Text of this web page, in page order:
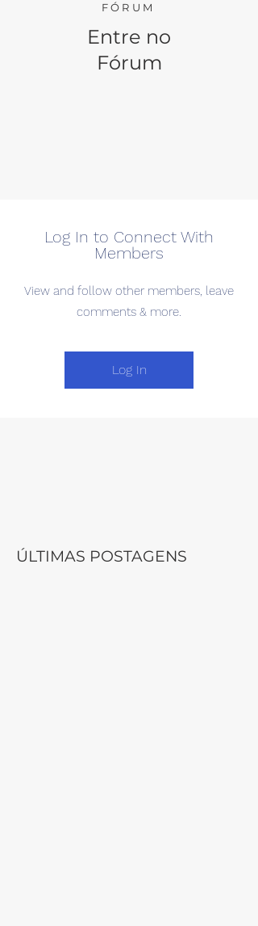
FÓRUM
Entre no
Fórum
Log In to Connect With
Members
View and follow other members, leave
comments & more.
Log In
ÚLTIMAS POSTAGENS